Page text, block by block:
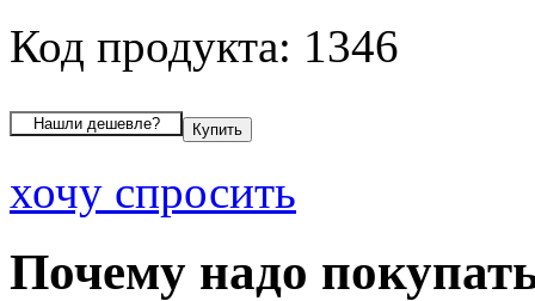
Код продукта: 1346
хочу спросить
Почему надо